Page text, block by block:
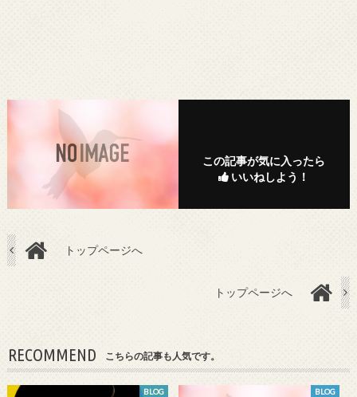
この記事が気に入ったら
いいねしよう！
トップページへ
トップページへ
RECOMMEND こちらの記事も人気です。
BLOG BLOG